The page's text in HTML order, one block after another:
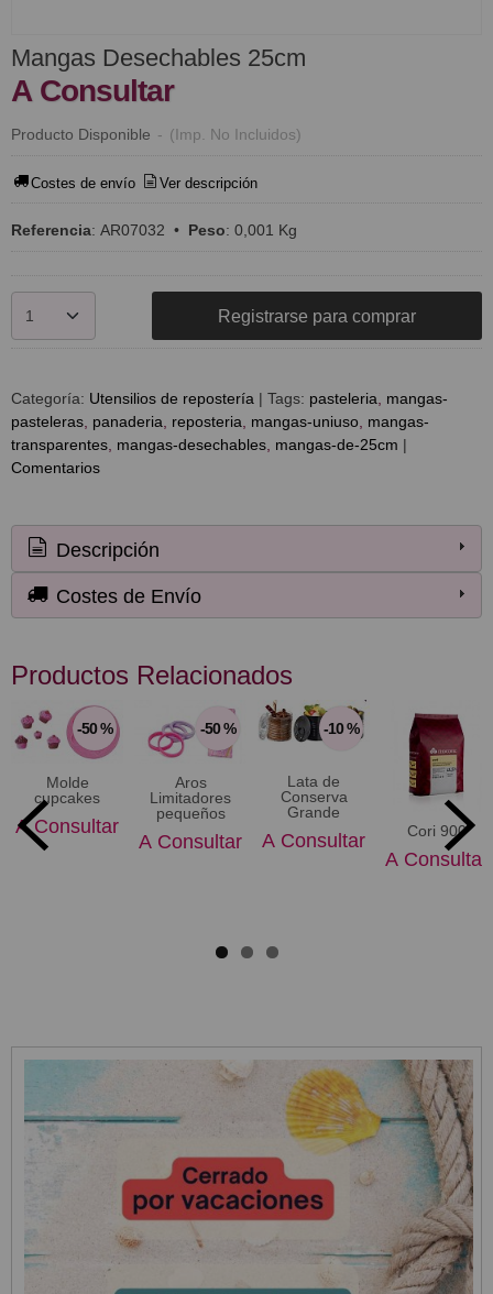
Mangas Desechables 25cm
A Consultar
Producto Disponible - (Imp. No Incluidos)
Costes de envío Ver descripción
Referencia: AR07032 • Peso: 0,001 Kg
Registrarse para comprar
Categoría: Utensilios de repostería | Tags: pasteleria
mangas-
pasteleras panaderia reposteria mangas-uniuso mangas-
transparentes mangas-desechables mangas-de-25cm |
Comentarios
Descripción
Costes de Envío
Productos Relacionados
-50 %
Molde
cupcakes
A Consultar
-50 %
Aros
Limitadores
pequeños
A Consultar
-10 %
Lata de
Conserva
Grande
A Consultar Cori 900
A Consultar